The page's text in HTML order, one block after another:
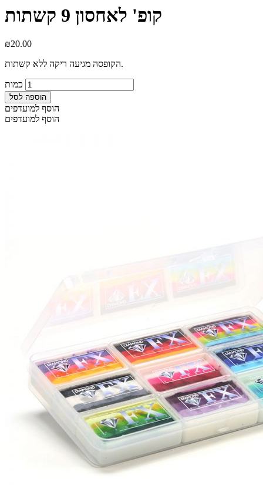
קופ' לאחסון 9 קשתות
₪20.00
הקופסה מגיעה ריקה ללא קשתות.
כמות
הוספה לסל
הוסף למועדפים
הוסף למועדפים